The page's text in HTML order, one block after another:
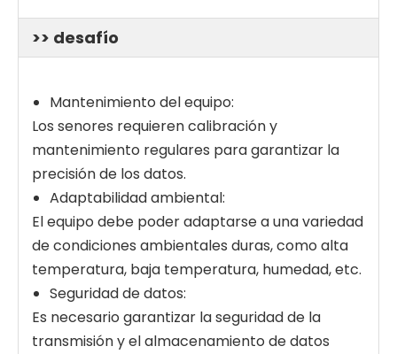
>> desafío
Mantenimiento del equipo:
Los senores requieren calibración y
mantenimiento regulares para garantizar la
precisión de los datos.
Adaptabilidad ambiental:
El equipo debe poder adaptarse a una variedad
de condiciones ambientales duras, como alta
temperatura, baja temperatura, humedad, etc.
Seguridad de datos:
Es necesario garantizar la seguridad de la
transmisión y el almacenamiento de datos
Sensor de nitrógeno de amoníaco (S200-C)